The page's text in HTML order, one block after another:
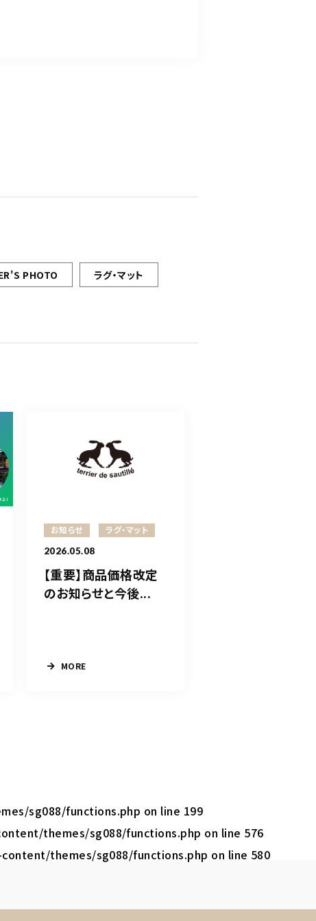
PHOTO ラグ・マット
お知らせ ラグ・マット
2026.05.08
【重要】商品価格改定
のお知らせと今後...
MORE
sg088/functions.php on line 199
themes/sg088/functions.php on line 576
themes/sg088/functions.php on line 580